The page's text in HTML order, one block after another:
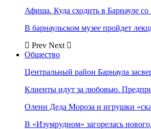
Афиша. Куда сходить в Барнауле со
В барнаульском музее пройдет
Prev Next
Общество
Центральный район Барнаула
Клиенты идут за любовью.
Олени Деда Мороза и игрушки
В «Изумрудном» загорелась